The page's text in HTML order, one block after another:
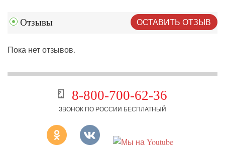
Отзывы ОСТАВИТЬ ОТЗЫВ
Пока нет отзывов.
8-800-700-62-36
ЗВОНОК ПО РОССИИ БЕСПЛАТНЫЙ